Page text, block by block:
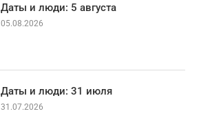
Даты и люди: 5 августа
05.08.2026
Даты и люди: 31 июля
31.07.2026